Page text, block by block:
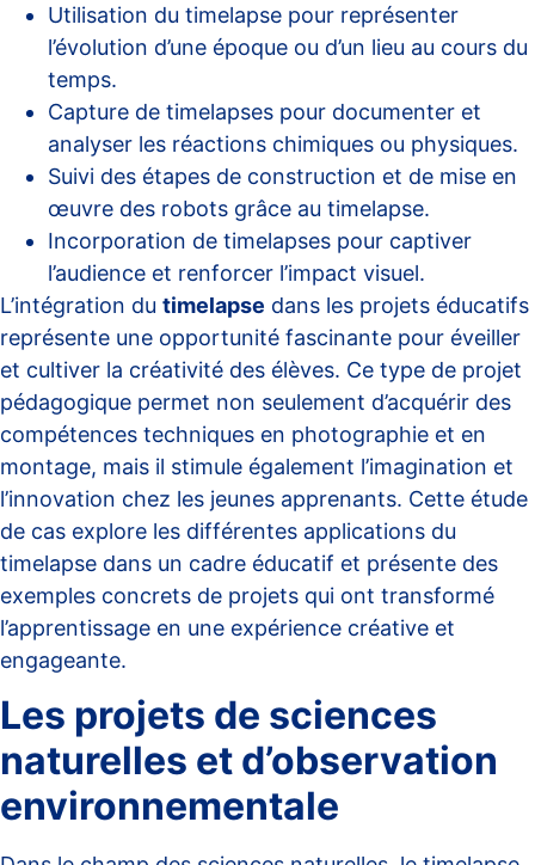
Utilisation du timelapse pour représenter
l’évolution d’une époque ou d’un lieu au cours du
temps.
Capture de timelapses pour documenter et
analyser les réactions chimiques ou physiques.
Suivi des étapes de construction et de mise en
œuvre des robots grâce au timelapse.
Incorporation de timelapses pour captiver
l’audience et renforcer l’impact visuel.
L’intégration du timelapse dans les projets éducatifs
représente une opportunité fascinante pour éveiller
et cultiver la créativité des élèves. Ce type de projet
pédagogique permet non seulement d’acquérir des
compétences techniques en photographie et en
montage, mais il stimule également l’imagination et
l’innovation chez les jeunes apprenants. Cette étude
de cas explore les différentes applications du
timelapse dans un cadre éducatif et présente des
exemples concrets de projets qui ont transformé
l’apprentissage en une expérience créative et
engageante.
Les projets de sciences
naturelles et d’observation
environnementale